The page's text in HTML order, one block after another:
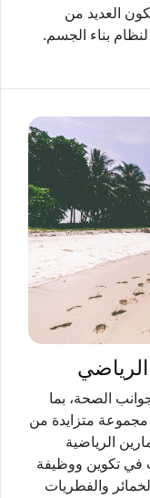
العديد من
بناء الجسم.
الرياضي
الصحة، بما
مجموعة متزايدة من
الرياضية
في تكوين ووظيفة
والفطريات